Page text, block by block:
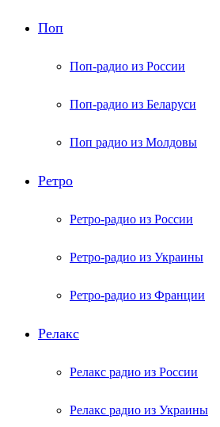
Поп
Поп-радио из России
Поп-радио из Беларуси
Поп радио из Молдовы
Ретро
Ретро-радио из России
Ретро-радио из Украины
Ретро-радио из Франции
Релакс
Релакс радио из России
Релакс радио из Украины